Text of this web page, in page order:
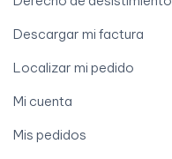
Descargar mi factura
Localizar mi pedido
Mi cuenta
Mis pedidos